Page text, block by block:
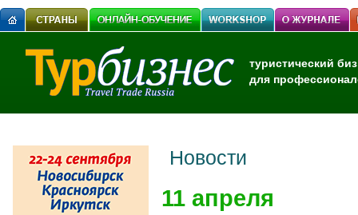
туристический
для
Новости
11 апреля